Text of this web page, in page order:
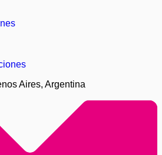
Aires, Argentina